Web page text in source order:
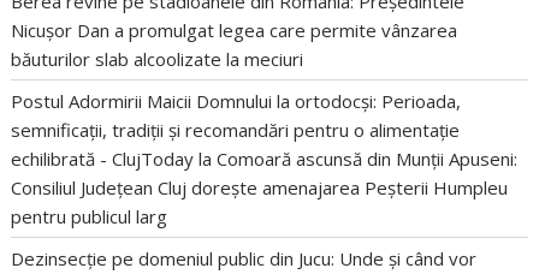
Nicușor Dan a promulgat legea care permite vânzarea
băuturilor slab alcoolizate la meciuri
Postul Adormirii Maicii Domnului la ortodocși: Perioada,
semnificații, tradiții și recomandări pentru o alimentație
echilibrată - ClujToday laComoară ascunsă din Munții Apuseni:
Consiliul Județean Cluj dorește amenajarea Peșterii Humpleu
pentru publicul larg
Dezinsecție pe domeniul public din Jucu: Unde și când vor